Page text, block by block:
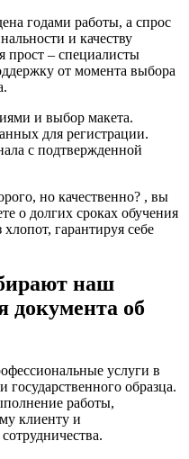
годами работы, а спрос
и качеству
прост – специалисты
от момента выбора
и выбор макета.
для регистрации.
с подтвержденной
но качественно? , вы
о долгих сроках обучения
гарантируя себе
наш
документа об
услуги в
государственного образца.
работы,
клиенту и